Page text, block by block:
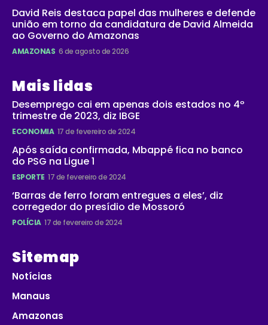
David Reis destaca papel das mulheres e defende
união em torno da candidatura de David Almeida
ao Governo do Amazonas
AMAZONAS 6 de agosto de 2026
Mais lidas
Desemprego cai em apenas dois estados no 4º
trimestre de 2023, diz IBGE
ECONOMIA 17 de fevereiro de 2024
Após saída confirmada, Mbappé fica no banco
do PSG na Ligue 1
ESPORTE 17 de fevereiro de 2024
‘Barras de ferro foram entregues a eles’, diz
corregedor do presídio de Mossoró
POLÍCIA 17 de fevereiro de 2024
Sitemap
Notícias
Manaus
Amazonas